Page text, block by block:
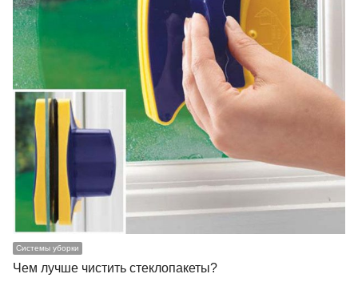
Системы уборки
Чем лучше чистить стеклопакеты?